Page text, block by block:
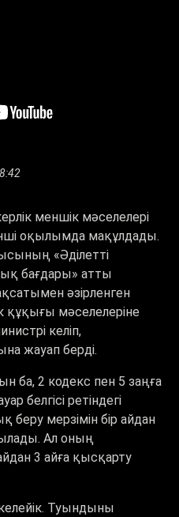
меншік мәселелері
оқылымда мақұлдады.
«Әділетті
бағдары» атты
әзірленген
құқығы мәселелеріне
келіп,
жауап берді.
ба, 2 кодекс пен 5 заңға
белгісі ретіндегі
беру мерзімін бір айдан
Ал оның
3 айға қысқарту
Туындыны